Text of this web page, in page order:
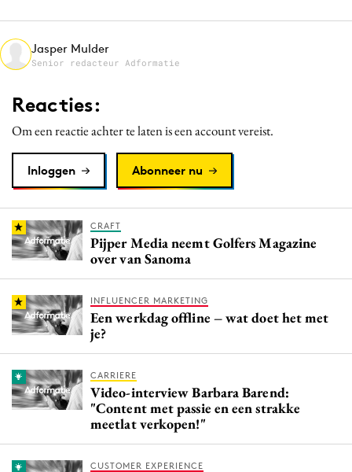
Jasper Mulder
Senior redacteur Adformatie
Reacties:
Om een reactie achter te laten is een account vereist.
Inloggen Abonneer nu
CRAFT
Pijper Media neemt Golfers Magazine
over van Sanoma
INFLUENCER MARKETING
Een werkdag offline – wat doet het met
je?
CARRIERE
Video-interview Barbara Barend:
"Content met passie en een strakke
meetlat verkopen!"
CUSTOMER EXPERIENCE